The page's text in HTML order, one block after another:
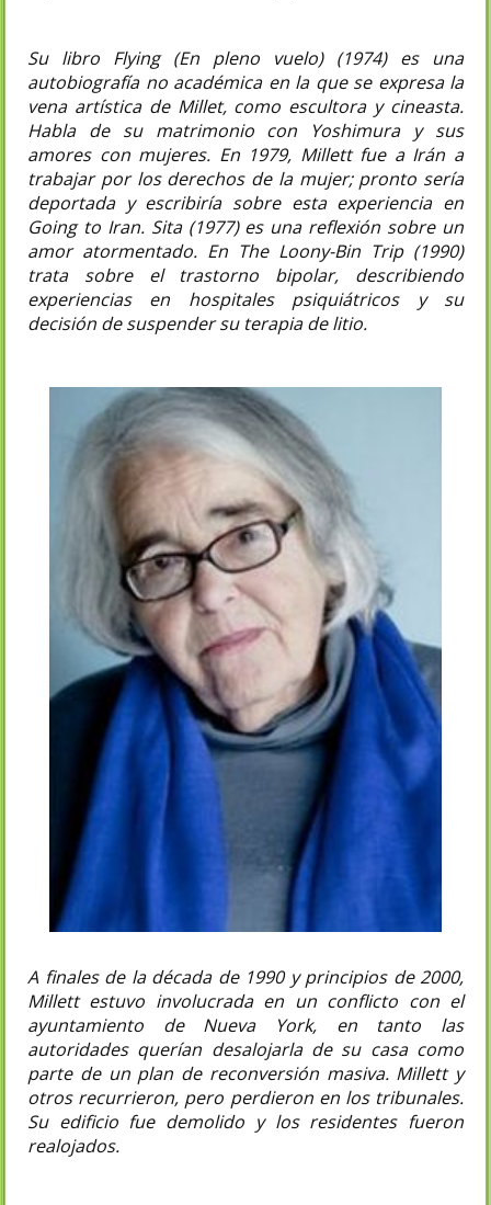
Su libro Flying (En pleno vuelo) (1974) es una
autobiografía no académica en la que se expresa la
vena artística de Millet, como escultora y cineasta.​
Habla de su matrimonio con Yoshimura y sus
amores con mujeres. En 1979, Millett fue a Irán a
trabajar por los derechos de la mujer; pronto sería
deportada y escribiría sobre esta experiencia en
Going to Iran. Sita (1977) es una reflexión sobre un
amor atormentado. En The Loony-Bin Trip (1990)
trata sobre el trastorno bipolar, describiendo
experiencias en hospitales psiquiátricos y su
decisión de suspender su terapia de litio.
A finales de la década de 1990 y principios de 2000,
Millett estuvo involucrada en un conflicto con el
ayuntamiento de Nueva York, en tanto las
autoridades querían desalojarla de su casa como
parte de un plan de reconversión masiva. Millett y
otros recurrieron, pero perdieron en los tribunales.
Su edificio fue demolido y los residentes fueron
realojados.